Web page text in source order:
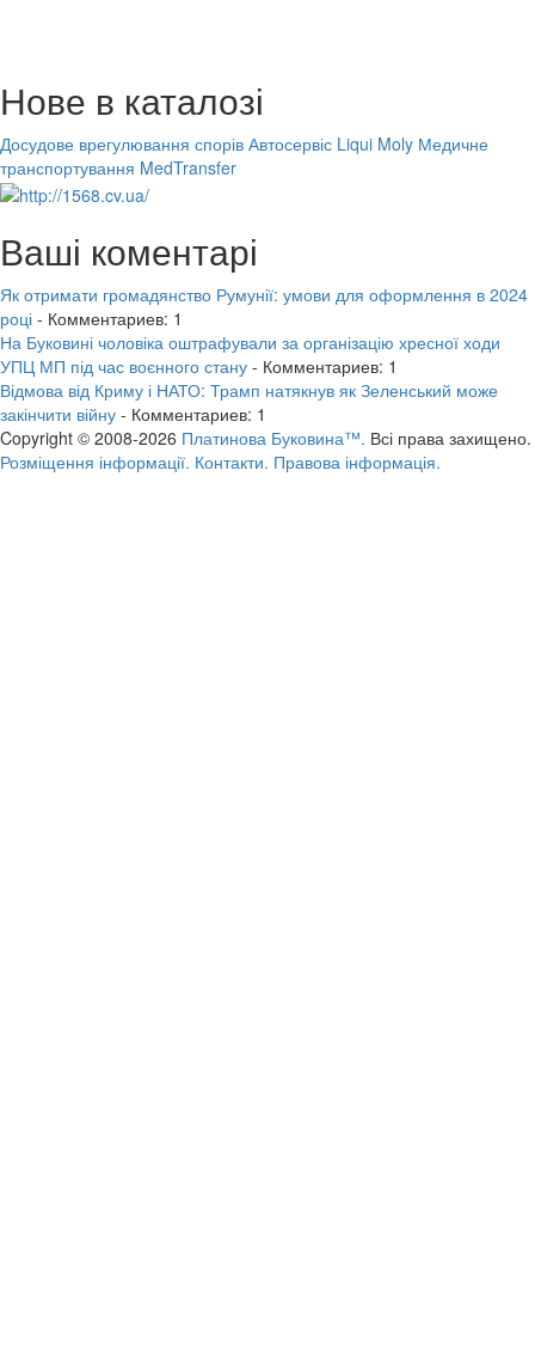
Нове в каталозі
Досудове врегулювання спорів Автосервіс Liqui Moly Медичне
транспортування MedTransfer
Ваші коментарі
Як отримати громадянство Румунії: умови для оформлення в 2024
році - Комментариев: 1
На Буковині чоловіка оштрафували за організацію хресної ходи
УПЦ МП під час воєнного стану - Комментариев: 1
Відмова від Криму і НАТО: Трамп натякнув як Зеленський може
закінчити війну - Комментариев: 1
Copyright © 2008-2026 Платинова Буковина™. Всі права захищено.
Розміщення інформації. Контакти. Правова інформація.